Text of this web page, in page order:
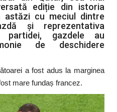
ediție din istoria
astăzi cu meciul dintre
și reprezentativa
partidei, gazdele au
de deschidere
a fost adus la marginea
mare fundaș francez.